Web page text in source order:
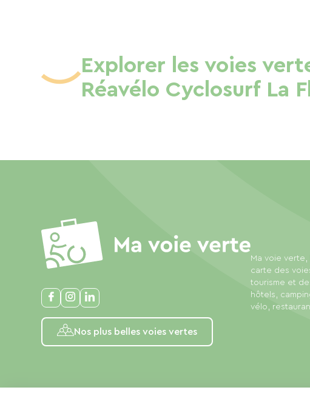
Explorer les voies
Réavélo Cyclosurf La
Nos plus belles voies vertes
Ma voie
carte des
tourisme et
hôtels,
vélo,